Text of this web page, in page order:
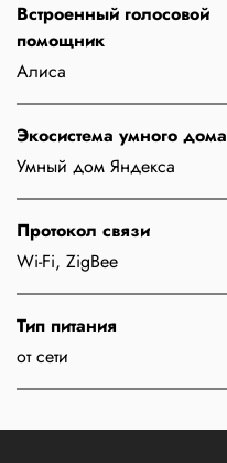
Встроенный голосовой
помощник
Алиса
Экосистема умного дома
Умный дом Яндекса
Протокол связи
Wi-Fi, ZigBee
Тип питания
от сети